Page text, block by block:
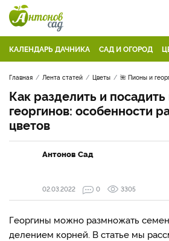
КАЛЕНДАРЬ ДАЧНИКА САД И ОГОРОД
Главная Лента статей Цветы 🌺 Пионы и
Как разделить и
георгинов: особенности
цветов
Антонов Сад
02.03.2022
0 3305
Георгины можно размножать
делением корней. В статье мы